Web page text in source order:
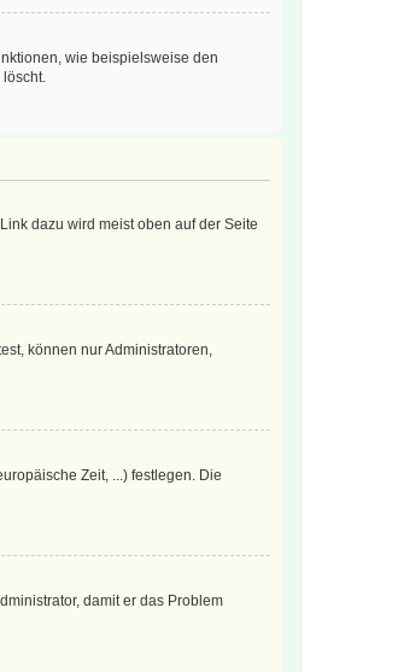
wie beispielsweise den
dazu wird meist oben auf der Seite
können nur Administratoren,
Zeit, ...) festlegen. Die
damit er das Problem